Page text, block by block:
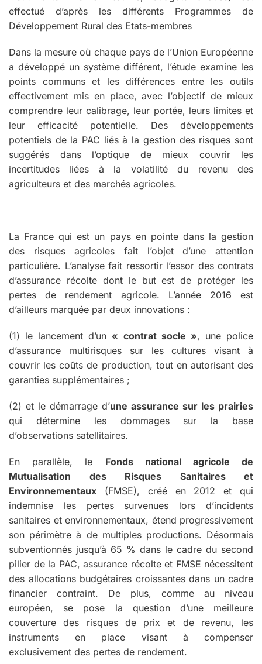
effectué d’après les différents Programmes de
Développement Rural des Etats-membres
Dans la mesure où chaque pays de l’Union Européenne
a développé un système différent, l’étude examine les
points communs et les différences entre les outils
effectivement mis en place, avec l’objectif de mieux
comprendre leur calibrage, leur portée, leurs limites et
leur efficacité potentielle. Des développements
potentiels de la PAC liés à la gestion des risques sont
suggérés dans l’optique de mieux couvrir les
incertitudes liées à la volatilité du revenu des
agriculteurs et des marchés agricoles.
La France qui est un pays en pointe dans la gestion
des risques agricoles fait l’objet d’une attention
particulière. L’analyse fait ressortir l’essor des contrats
d’assurance récolte dont le but est de protéger les
pertes de rendement agricole. L’année 2016 est
d’ailleurs marquée par deux innovations :
(1) le lancement d’un « contrat socle », une police
d’assurance multirisques sur les cultures visant à
couvrir les coûts de production, tout en autorisant des
garanties supplémentaires ;
(2) et le démarrage d’une assurance sur les prairies
qui détermine les dommages sur la base
d’observations satellitaires.
En parallèle, le Fonds national agricole de
Mutualisation des Risques Sanitaires et
Environnementaux (FMSE), créé en 2012 et qui
indemnise les pertes survenues lors d’incidents
sanitaires et environnementaux, étend progressivement
son périmètre à de multiples productions. Désormais
subventionnés jusqu’à 65 % dans le cadre du second
pilier de la PAC, assurance récolte et FMSE nécessitent
des allocations budgétaires croissantes dans un cadre
financier contraint. De plus, comme au niveau
européen, se pose la question d’une meilleure
couverture des risques de prix et de revenu, les
instruments en place visant à compenser
exclusivement des pertes de rendement.